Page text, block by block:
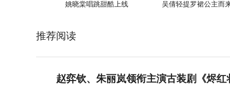
姚晓棠唱跳甜酷上线 吴倩轻提罗裙公主而
推荐阅读
赵弈钦、朱丽岚领衔主演古装剧《烬红